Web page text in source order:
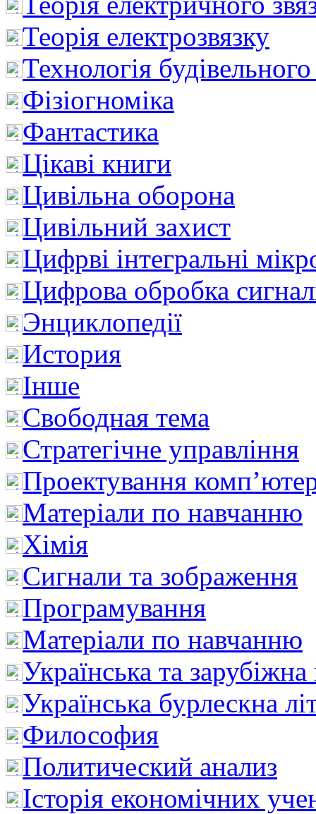
Теорія електрозвязку
Технологія
Фізіогноміка
Фантастика
Цікаві книги
Цивільна оборона
Цивільний захист
Цифрві інтегральні
Цифрова обробка
Энциклопедії
История
Інше
Свободная тема
Стратегічне управління
Проектування
Матеріали по навчанню
Хімія
Сигнали та зображення
Програмування
Матеріали по навчанню
Українська та зарубіжна
Українська бурлескна
Философия
Политический анализ
Історія економічних